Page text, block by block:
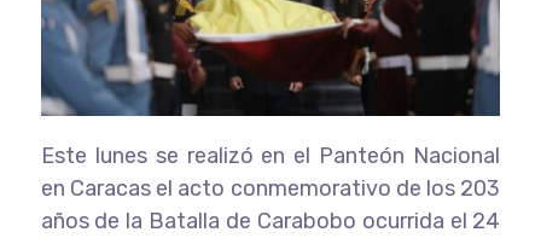
Este lunes se realizó en el Panteón Nacional
en Caracas el acto conmemorativo de los 203
años de la Batalla de Carabobo ocurrida el 24